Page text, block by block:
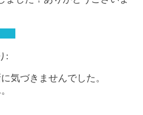
:
気づきませんでした。